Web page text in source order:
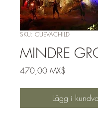
SKU: CUEVACHILD
MINDRE
470,00 MX$
Lägg i